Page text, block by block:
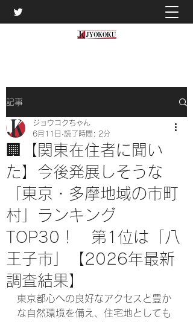
記事
🏢【関東在住者に聞い
た】今後発展しそうな
「東京・多摩地域の市町
村」ランキング
TOP30！ 第1位は「八
王子市」【2026年最新
調査結果】
ジョウコクちゃん
6月11日 読了時間: 2分
東京都心への良好なアクセスと豊か
な自然環境を備え、住宅地としても